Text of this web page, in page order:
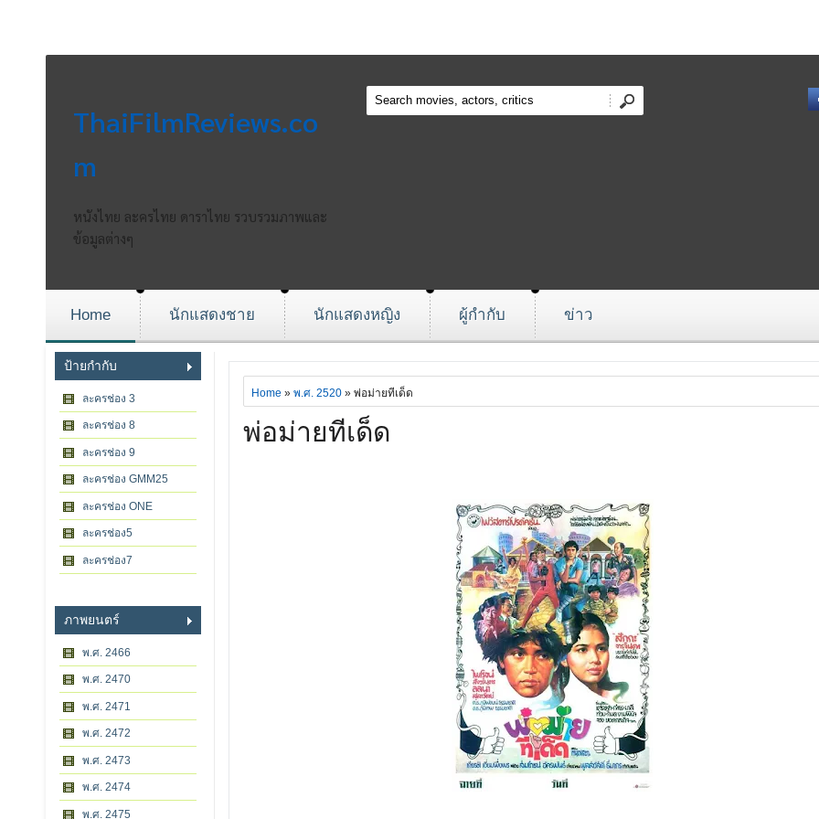
ThaiFilmReviews.co
m
หนังไทย ละครไทย ดาราไทย รวบรวมภาพและ
ข้อมูลต่างๆ
Home นักแสดงชาย นักแสดงหญิง ผู้กำกับ ข่าว
ป้ายกำกับ
ละครช่อง 3
ละครช่อง 8
ละครช่อง 9
ละครช่อง GMM25
ละครช่อง ONE
ละครช่อง5
ละครช่อง7
ภาพยนตร์
พ.ศ. 2466
พ.ศ. 2470
พ.ศ. 2471
พ.ศ. 2472
พ.ศ. 2473
พ.ศ. 2474
พ.ศ. 2475
Home » พ.ศ. 2520» พ่อม่ายทีเด็ด
พ่อม่ายทีเด็ด